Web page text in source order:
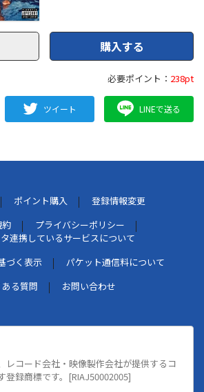
購入する
必要ポイント： 238pt
ツイート LINEで送る
ポイント購入
登録情報変更
プライバシーポリシー
連携しているサービスについて
づく表示
パケット通信料について
ある質問
お問い合わせ
レコード会社・映像製作会社が提供するコ
登録商標です。[RIAJ50002005]